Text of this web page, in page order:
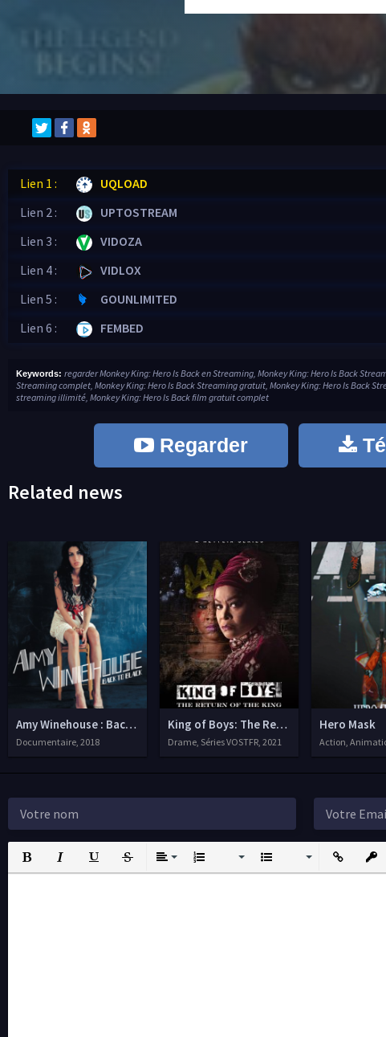
Lien 1 : UQLOAD
Lien 2 :
UPTOSTREAM
Lien 3 :
VIDOZA
Lien 4 :
VIDLOX
Lien 5 :
GOUNLIMITED
Lien 6 :
FEMBED
Keywords: regarder Monkey King: Hero Is Back en Streaming, Monkey King: Hero Is Back
Streaming complet, Monkey King: Hero Is Back Streaming gratuit, Monkey King: Hero Is Back
streaming illimité, Monkey King: Hero Is Back film gratuit complet
Regarder
Related news
Amy Winehouse : Back to Black
Documentaire, 2018
King of Boys: The Return of the King
Drame, Séries VOSTFR, 2021
Hero Mask
Action,
Bold Italic UnderlineStrikethrough
AlignOrdered List Unordered ListInsert Link